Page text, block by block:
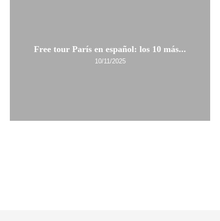
Free tour París en español: los 10 más...
10/11/2025